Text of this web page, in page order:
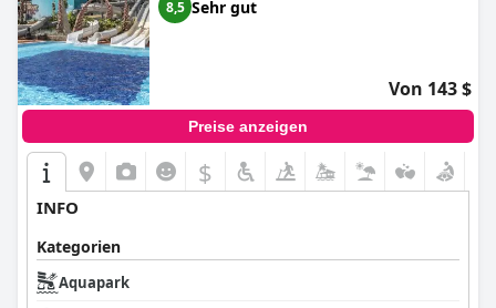
8,5 Sehr gut
Von 143 $
Preise anzeigen
$
INFO
Kategorien
Aquapark